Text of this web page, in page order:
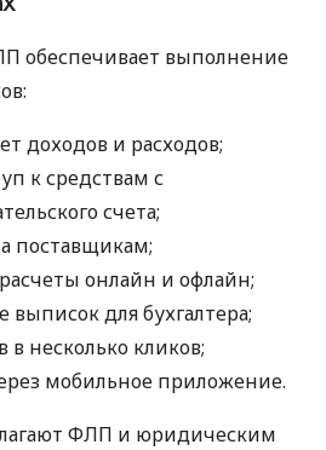
обеспечивает выполнение
доходов и расходов;
к средствам с
счета;
поставщикам;
онлайн и офлайн;
для бухгалтера;
в несколько кликов;
мобильное приложение.
ФЛП и юридическим